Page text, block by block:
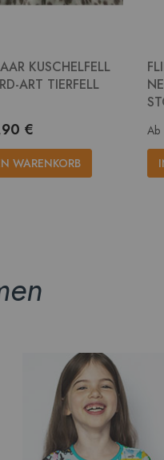
KUSCHELFELL
ART TIERFELL
€
WARENKORB
Ab